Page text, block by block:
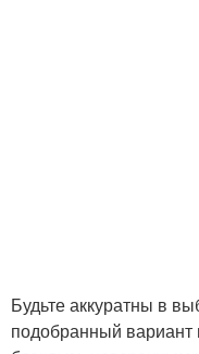
Будьте аккуратны в
подобранный